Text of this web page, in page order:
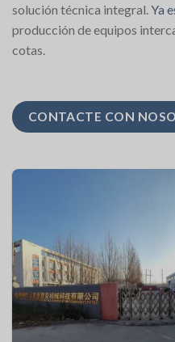
solución técnica integral.Ya
producción de equipos
cotas.
CONTACTE CON